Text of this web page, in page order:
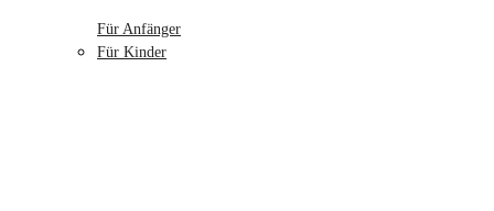
Für Anfänger
Für Kinder